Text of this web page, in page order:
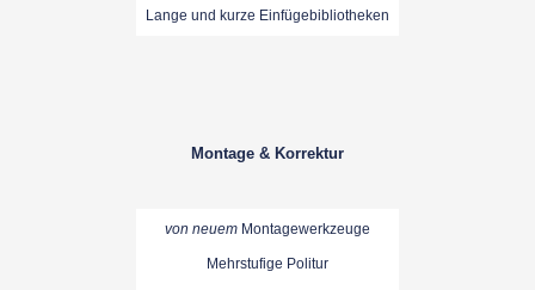
Lange und kurze Einfügebibliotheken
Montage & Korrektur
von neuem Montagewerkzeuge
Mehrstufige Politur